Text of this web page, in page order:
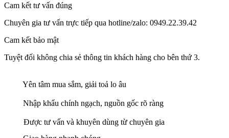
Cam kết tư vấn đúng
Chuyên gia tư vấn trực tiếp qua hotline/zalo: 0949.22.39.42
Cam kết bảo mật
Tuyệt đối không chia sẻ thông tin khách hàng cho bên thứ 3.
Yên tâm mua sắm, giải toả lo âu
Nhập khẩu chính ngạch, nguồn gốc rõ ràng
Được tư vấn và khuyên dùng từ chuyên gia